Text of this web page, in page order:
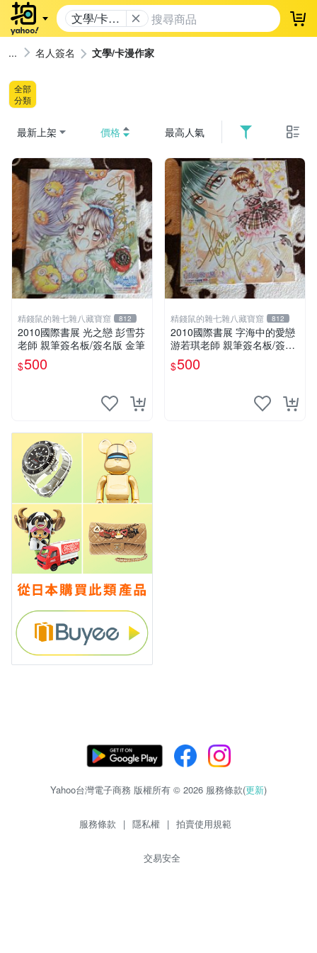
文學/卡漫
作家
登
名人簽名 文學/卡漫作家
全部
分類
最新上架 價格 最高人氣
精錢鼠的雜七雜八藏寶窟 812
2010國際書展 光之戀 彭雪芬
老師 親筆簽名板/簽名版 金筆
$500
精錢鼠的雜七雜八藏寶窟 812
2010國際書展 字海中的愛戀
游若琪老師 親筆簽名板/簽名
版 金筆
$500
Yahoo台灣電子商務 版權所有 © 2026 服務條款(更新)
服務條款 | 隱私權 | 拍賣使用規範
交易安全